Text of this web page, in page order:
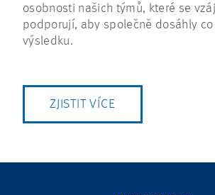
osobnosti našich týmů, které se
podporují, aby společně dosáhly
výsledku.
ZJISTIT VÍCE